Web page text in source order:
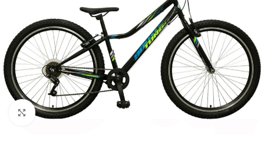
Kliknite za uvećanje